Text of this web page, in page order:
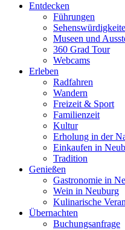
Entdecken
Führungen
Museen und
360 Grad Tour
Webcams
Erleben
Radfahren
Wandern
Freizeit & Sport
Familienzeit
Kultur
Erholung in der
Einkaufen in
Tradition
Genießen
Gastronomie in
Wein in Neuburg
Kulinarische
Übernachten
Buchungsanfrage